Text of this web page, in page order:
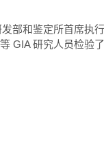
部和鉴定所首席执
GIA 研究人员检验